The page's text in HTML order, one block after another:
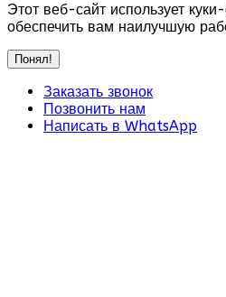
Этот веб-сайт использует
обеспечить вам наилучшую
Понял!
Заказать звонок
Позвонить нам
Написать в WhatsApp